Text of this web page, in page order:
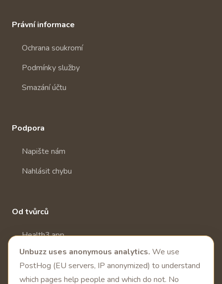
Právní informace
Ochrana soukromí
Podmínky služby
Smazání účtu
Podpora
Napište nám
Nahlásit chybu
Od tvůrců
Health3.app
Další zdravotní aplikace
Unbuzz uses anonymous analytics. We use
PostHog (EU servers, IP anonymized) to understand
which pages help people and which do not. No